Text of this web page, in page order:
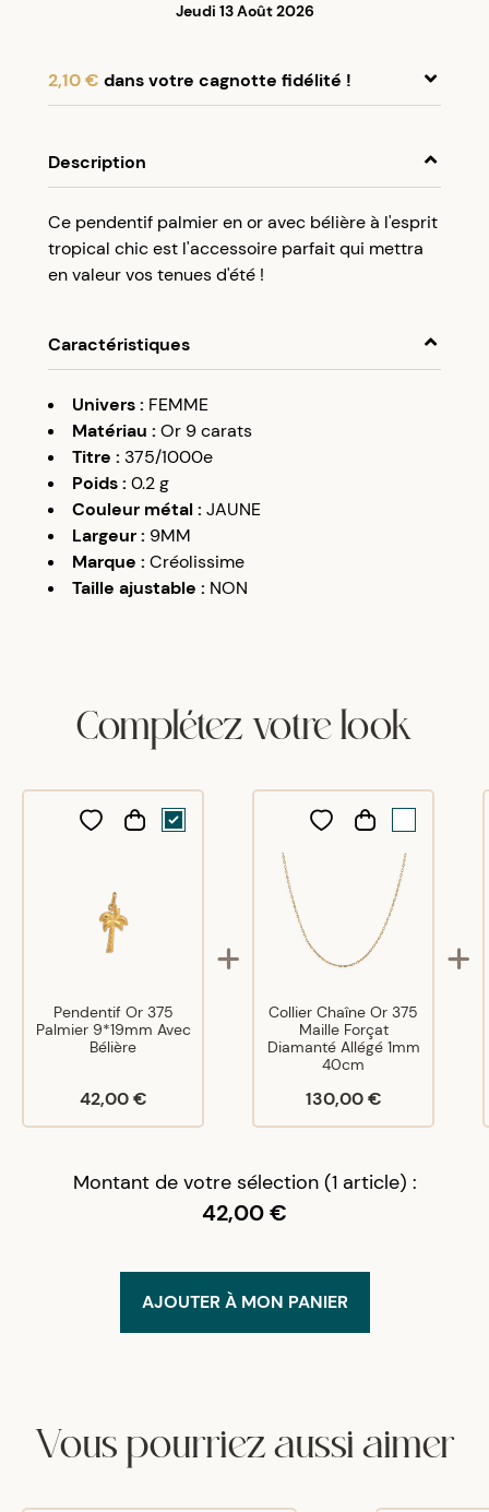
Jeudi 13 Août 2026
2,10 € dans votre cagnotte fidélité !
compte client et cumulez 5% de vos achats dans
votre cagnotte fidélité sans minimum d’achat.
Utilisez votre cagnotte de fidélité dès votre
Description
Ce pendentif palmier en or avec bélière à l'esprit
tropical chic est l'accessoire parfait qui mettra
en valeur vos tenues d'été !
Caractéristiques
Univers: FEMME
Matériau : Or 9 carats
Titre : 375/1000e
Poids: 0.2g
Couleur métal: JAUNE
Largeur: 9MM
Marque : Créolissime
Taille ajustable : NON
Complétez votre look
Pendentif Or 375
Palmier 9*19mm Avec
Bélière
42,00 €
Collier Chaîne Or 375
Maille Forçat
Diamanté Allégé 1mm
40cm
130,00 €
Montant de votre sélection (1 article) :
42,00 €
AJOUTER À MON PANIER
Vous pourriez aussi aimer